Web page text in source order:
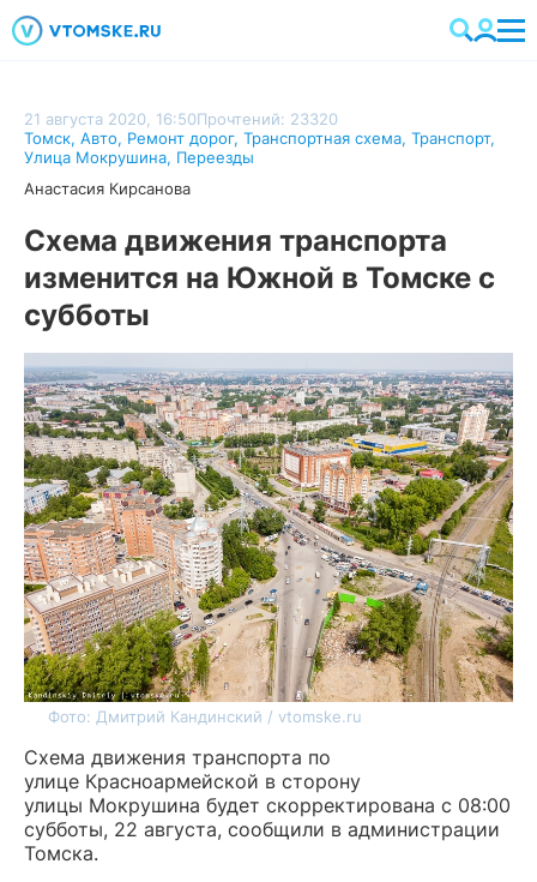
21 августа 2020, 16:50Прочтений: 23320
Томск, Авто, Ремонт дорог, Транспортная схема, Транспорт,
Улица Мокрушина, Переезды
Анастасия Кирсанова
Схема движения транспорта
изменится на Южной в Томске с
субботы
Фото: Дмитрий Кандинский / vtomske.ru
​​​​​​​Схема движения транспорта по
улице Красноармейской в сторону
улицы Мокрушина будет скорректирована с 08:00
субботы, 22 августа, сообщили в администрации
Томска.